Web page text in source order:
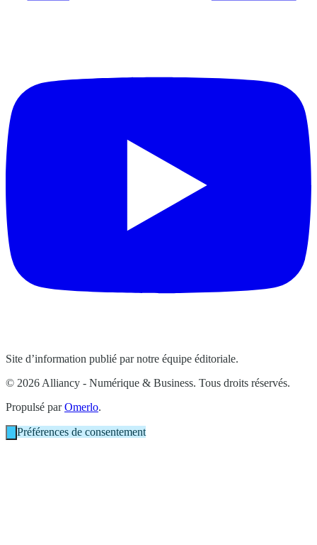
Site d’information publié par notre équipe éditoriale.
© 2026 Alliancy - Numérique & Business. Tous droits réservés.
Propulsé parOmerlo.
Préférences de consentement